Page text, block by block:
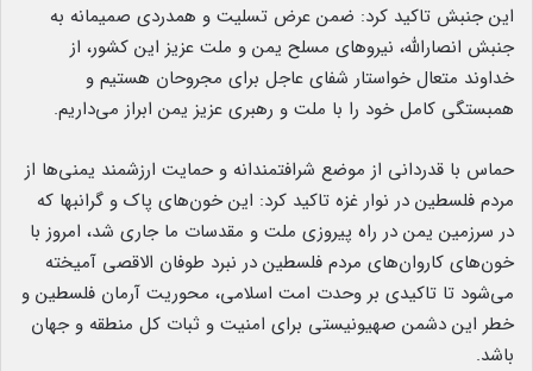
این جنبش تاکید کرد: ضمن عرض تسلیت و همدردی صمیمانه به
جنبش انصارالله، نیروهای مسلح یمن و ملت عزیز این کشور، از
خداوند متعال خواستار شفای عاجل برای مجروحان هستیم و
همبستگی کامل خود را با ملت و رهبری عزیز یمن ابراز می‌داریم.
حماس با قدردانی از موضع شرافتمندانه و حمایت ارزشمند یمنی‌ها از
مردم فلسطین در نوار غزه تاکید کرد: این خون‌های پاک و گرانبها که
در سرزمین یمن در راه پیروزی ملت و مقدسات ما جاری شد، امروز با
خون‌های کاروان‌های مردم فلسطین در نبرد طوفان الاقصی آمیخته
می‌شود تا تاکیدی بر وحدت امت اسلامی، محوریت آرمان فلسطین و
خطر این دشمن صهیونیستی برای امنیت و ثبات کل منطقه و جهان
باشد.